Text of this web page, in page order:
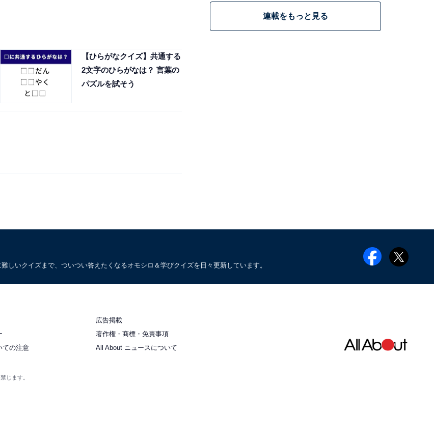
【ひらがなクイズ】共通する
2文字のひらがなは？ 言葉の
パズルを試そう
連載をもっと見る
しいクイズまで、ついつい答えたくなるオモシロ＆学びクイズを日々更新しています。
広告掲載
著作権・商標・免責事項
ての注意
All About ニュースについて
じます。